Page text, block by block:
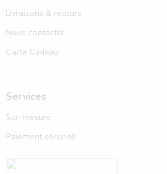
Livraisons & retours
Nous contacter
Carte Cadeau
Services
Sur-mesure
Paiement sécurisé